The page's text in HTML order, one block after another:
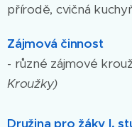
přírodě, cvičná
Zájmová činnost
- různé zájmové
Kroužky)
Družina pro žáky I.